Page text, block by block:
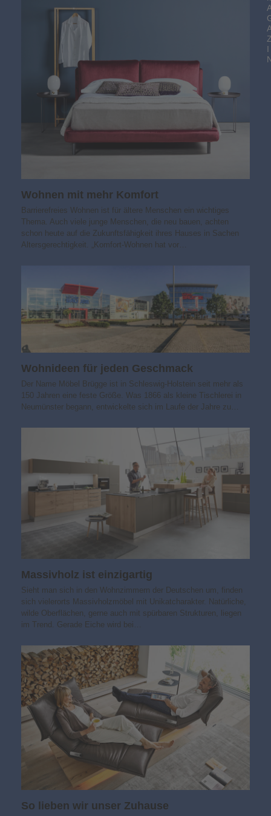
Wohnen mit mehr Komfort
Barrierefreies Wohnen ist für ältere Menschen ein wichtiges
Thema. Auch viele junge Menschen, die neu bauen, achten
schon heute auf die Zukunftsfähigkeit ihres Hauses in Sachen
Altersgerechtigkeit. „Komfort-Wohnen hat vor…
Wohnideen für jeden Geschmack
Der Name Möbel Brügge ist in Schleswig-Holstein seit mehr als
150 Jahren eine feste Größe. Was 1866 als kleine Tischlerei in
Neumünster begann, entwickelte sich im Laufe der Jahre zu…
Massivholz ist einzigartig
Sieht man sich in den Wohnzimmern der Deutschen um, finden
sich vielerorts Massivholzmöbel mit Unikatcharakter. Natürliche,
wilde Oberflächen, gerne auch mit spürbaren Strukturen, liegen
im Trend. Gerade Eiche wird bei…
So lieben wir unser Zuhause
I